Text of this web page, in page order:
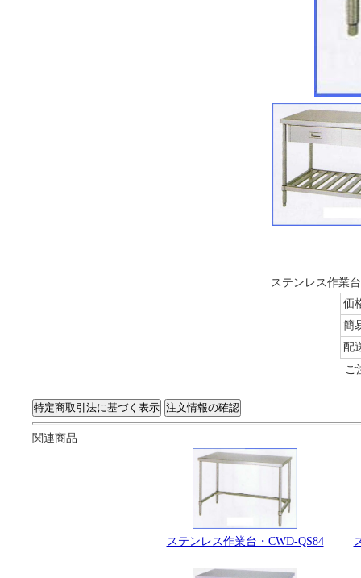
ステンレス作業
価
簡
配
ご
関連商品
ステンレス作業台・CWD-QS84